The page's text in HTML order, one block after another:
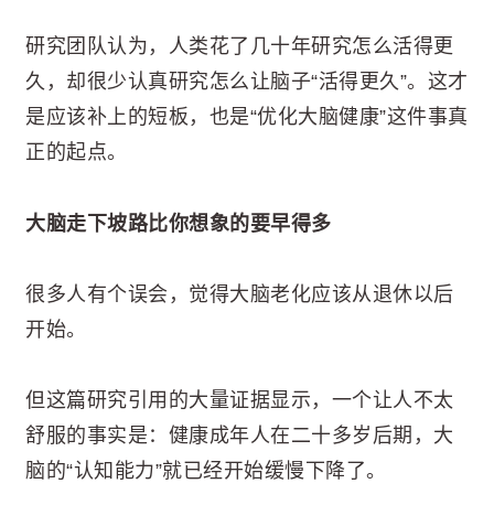
研究团队认为，人类花了几十年研究怎么活得更
久，却很少认真研究怎么让脑子“活得更久”。这才
是应该补上的短板，也是“优化大脑健康”这件事真
正的起点。
大脑走下坡路比你想象的要早得多
很多人有个误会，觉得大脑老化应该从退休以后
开始。
但这篇研究引用的大量证据显示，一个让人不太
舒服的事实是：健康成年人在二十多岁后期，大
脑的“认知能力”就已经开始缓慢下降了。